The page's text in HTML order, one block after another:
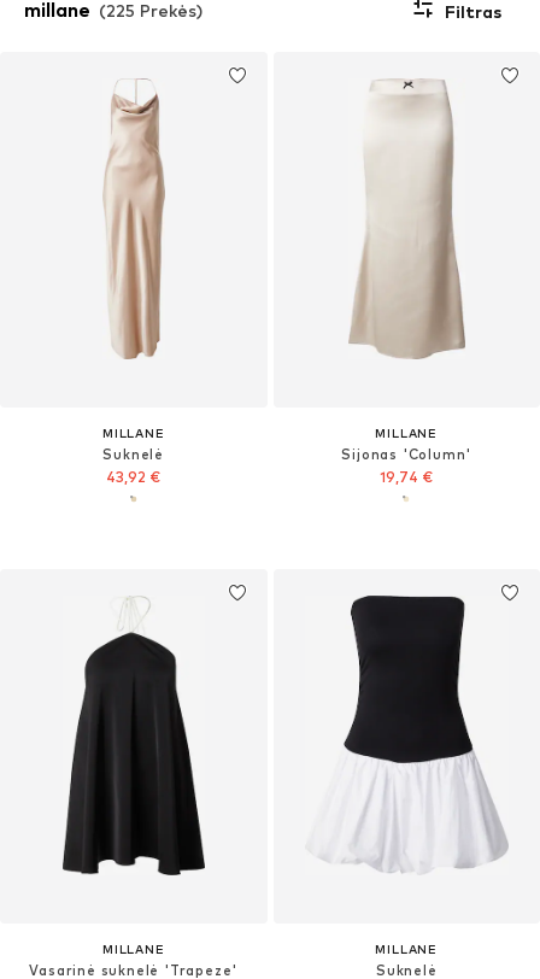
millane (225 Prekės) Filtras
MILLANE
Suknelė
43,92 €
MILLANE
Sijonas 'Column'
19,74 €
MILLANE
Vasarinė suknelė 'Trapeze'
MILLANE
Suknelė